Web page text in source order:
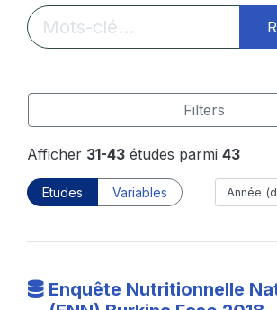
Filters
Afficher 31-43 études parmi 43
Etudes Variables
Enquête Nutritionnelle